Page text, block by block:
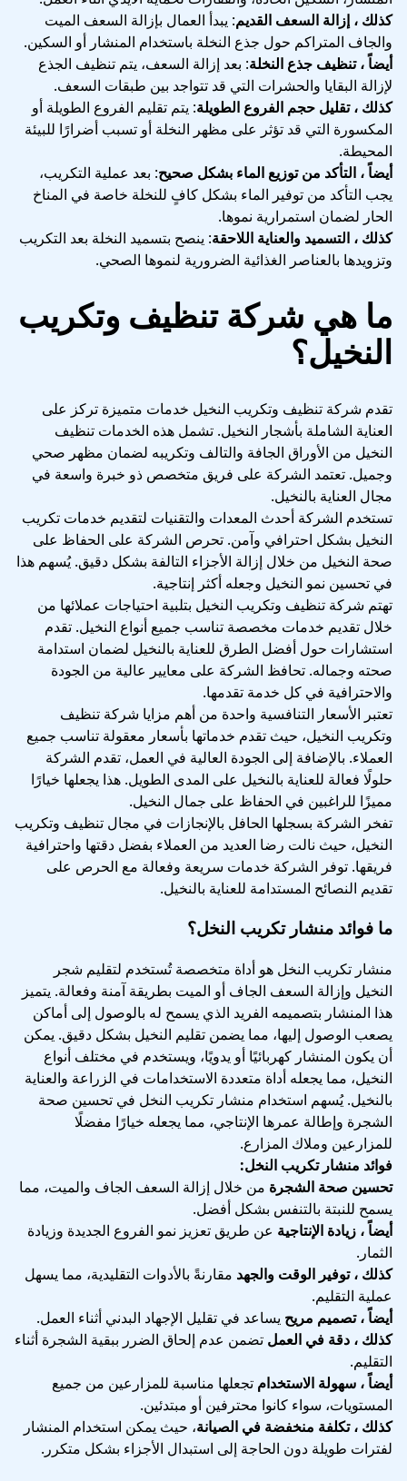
كذلك ، إزالة السعف القديم: يبدأ العمال بإزالة السعف الميت
والجاف المتراكم حول جذع النخلة باستخدام المنشار أو السكين.
أيضاً ، تنظيف جذع النخلة: بعد إزالة السعف، يتم تنظيف الجذع
لإزالة البقايا والحشرات التي قد تتواجد بين طبقات السعف.
كذلك ، تقليل حجم الفروع الطويلة: يتم تقليم الفروع الطويلة أو
المكسورة التي قد تؤثر على مظهر النخلة أو تسبب أضرارًا للبيئة
المحيطة.
أيضاً ، التأكد من توزيع الماء بشكل صحيح: بعد عملية التكريب،
يجب التأكد من توفير الماء بشكل كافٍ للنخلة خاصة في المناخ
الحار لضمان استمرارية نموها.
كذلك ، التسميد والعناية اللاحقة: ينصح بتسميد النخلة بعد التكريب
وتزويدها بالعناصر الغذائية الضرورية لنموها الصحي.
ما هي شركة تنظيف وتكريب
النخيل؟
تقدم شركة تنظيف وتكريب النخيل خدمات متميزة تركز على
العناية الشاملة بأشجار النخيل. تشمل هذه الخدمات تنظيف
النخيل من الأوراق الجافة والتالف وتكريبه لضمان مظهر صحي
وجميل. تعتمد الشركة على فريق متخصص ذو خبرة واسعة في
مجال العناية بالنخيل.
تستخدم الشركة أحدث المعدات والتقنيات لتقديم خدمات تكريب
النخيل بشكل احترافي وآمن. تحرص الشركة على الحفاظ على
صحة النخيل من خلال إزالة الأجزاء التالفة بشكل دقيق. يُسهم هذا
في تحسين نمو النخيل وجعله أكثر إنتاجية.
تهتم شركة تنظيف وتكريب النخيل بتلبية احتياجات عملائها من
خلال تقديم خدمات مخصصة تناسب جميع أنواع النخيل. تقدم
استشارات حول أفضل الطرق للعناية بالنخيل لضمان استدامة
صحته وجماله. تحافظ الشركة على معايير عالية من الجودة
والاحترافية في كل خدمة تقدمها.
تعتبر الأسعار التنافسية واحدة من أهم مزايا شركة تنظيف
وتكريب النخيل، حيث تقدم خدماتها بأسعار معقولة تناسب جميع
العملاء. بالإضافة إلى الجودة العالية في العمل، تقدم الشركة
حلولًا فعالة للعناية بالنخيل على المدى الطويل. هذا يجعلها خيارًا
مميزًا للراغبين في الحفاظ على جمال النخيل.
تفخر الشركة بسجلها الحافل بالإنجازات في مجال تنظيف وتكريب
النخيل، حيث نالت رضا العديد من العملاء بفضل دقتها واحترافية
فريقها. توفر الشركة خدمات سريعة وفعالة مع الحرص على
تقديم النصائح المستدامة للعناية بالنخيل.
ما فوائد منشار تكريب النخل؟
منشار تكريب النخل هو أداة متخصصة تُستخدم لتقليم شجر
النخيل وإزالة السعف الجاف أو الميت بطريقة آمنة وفعالة. يتميز
هذا المنشار بتصميمه الفريد الذي يسمح له بالوصول إلى أماكن
يصعب الوصول إليها، مما يضمن تقليم النخيل بشكل دقيق. يمكن
أن يكون المنشار كهربائيًا أو يدويًا، ويستخدم في مختلف أنواع
النخيل، مما يجعله أداة متعددة الاستخدامات في الزراعة والعناية
بالنخيل. يُسهم استخدام منشار تكريب النخل في تحسين صحة
الشجرة وإطالة عمرها الإنتاجي، مما يجعله خيارًا مفضلًا
للمزارعين وملاك المزارع.
فوائد منشار تكريب النخل:
تحسين صحة الشجرة من خلال إزالة السعف الجاف والميت، مما
يسمح للنبتة بالتنفس بشكل أفضل.
أيضاً ، زيادة الإنتاجية عن طريق تعزيز نمو الفروع الجديدة وزيادة
الثمار.
كذلك ، توفير الوقت والجهد مقارنةً بالأدوات التقليدية، مما يسهل
عملية التقليم.
أيضاً ، تصميم مريح يساعد في تقليل الإجهاد البدني أثناء العمل.
كذلك ، دقة في العمل تضمن عدم إلحاق الضرر ببقية الشجرة أثناء
التقليم.
أيضاً ، سهولة الاستخدام تجعلها مناسبة للمزارعين من جميع
المستويات، سواء كانوا محترفين أو مبتدئين.
كذلك ، تكلفة منخفضة في الصيانة، حيث يمكن استخدام المنشار
لفترات طويلة دون الحاجة إلى استبدال الأجزاء بشكل متكرر.